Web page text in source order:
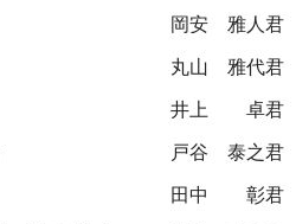
岡安 雅人君
丸山 雅代君
井上 卓君
戸谷 泰之君
田中 彰君